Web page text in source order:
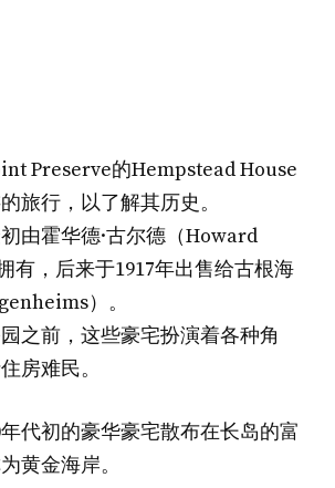
Preserve的Hempstead House
旅行，以了解其历史。
由霍华德·古尔德（Howard
有，后来于1917年出售给古根海
）。
之前，这些豪宅扮演着各种角
房难民。
代初的豪华豪宅散布在长岛的富
黄金海岸。